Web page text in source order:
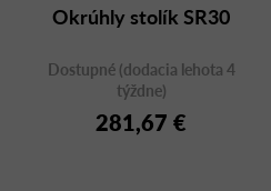
Okrúhly stolík SR30
Dostupné (dodacia lehota 4
týždne)
281,67 €